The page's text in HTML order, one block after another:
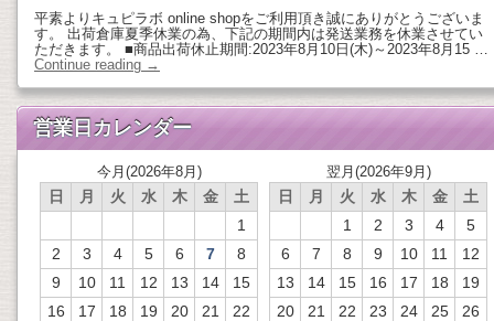
平素よりキュピラボ online shopをご利用頂き誠にありがとうございま
す。 出荷倉庫夏季休業の為、下記の期間内は発送業務を休業させてい
ただきます。 ■商品出荷休止期間:2023年8月10日(木)～2023年8月15 …
Continue reading →
営業日カレンダー
今月(2026年8月)
日 月 火 水 木 金
土
1
2
3 4 5 6 7
8
9
10 11 12 13 14
15
16
17 18 19 20 21
22
翌月(2026年9月)
日 月 火 水 木 金
土
1
2 3 4
5
6
7 8 9 10 11
12
13
14 15 16 17 18
19
20
21 22 23 24 25
26